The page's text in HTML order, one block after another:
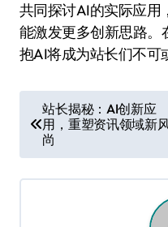
共同探讨AI的实际应用
能激发更多创新思路。
抱AI将成为站长们不可
章
导
航
站长揭秘：AI创新应
用，重塑资讯领域新
尚